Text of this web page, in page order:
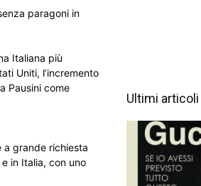
paragoni in
Italiana più
Uniti, l’incremento
Pausini come
a grande richiesta
in Italia, con uno
Ultimi articoli